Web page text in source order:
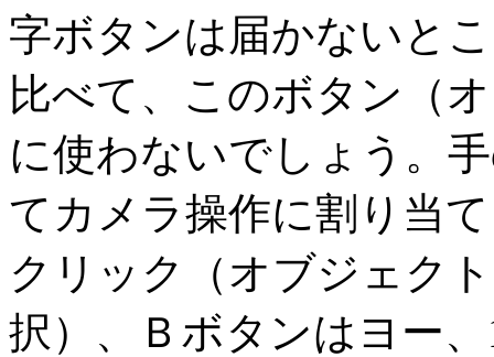
字ボタンは届かないと
比べて、このボタン（
に使わないでしょう。
てカメラ操作に割り当
クリック（オブジェク
択）、Ｂボタンはヨー